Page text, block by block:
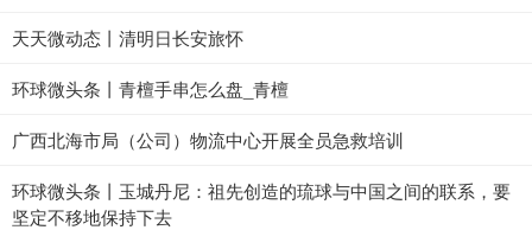
天天微动态丨清明日长安旅怀
环球微头条丨青檀手串怎么盘_青檀
广西北海市局（公司）物流中心开展全员急救培训
环球微头条丨玉城丹尼：祖先创造的琉球与中国之间的联系，要
坚定不移地保持下去